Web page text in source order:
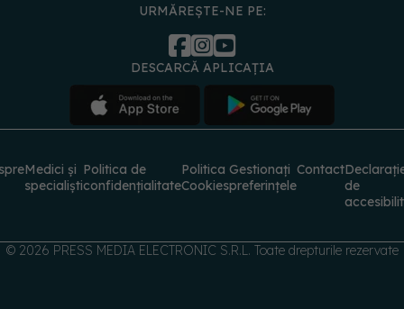
DESCARCĂ APLICAȚIA
Medici și Politica de
Politica Gestionați Contact